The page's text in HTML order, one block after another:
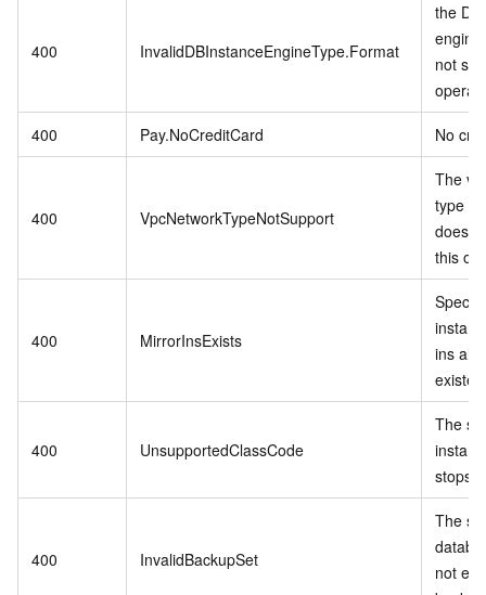
400 InvalidDBInstanceEngineType.Format
the
not
400 Pay.NoCreditCard No
400 VpcNetworkTypeNotSupport
The
type
does
this
400 MirrorInsExists
ins
400 UnsupportedClassCode
The
stops
400 InvalidBackupSet
The
not